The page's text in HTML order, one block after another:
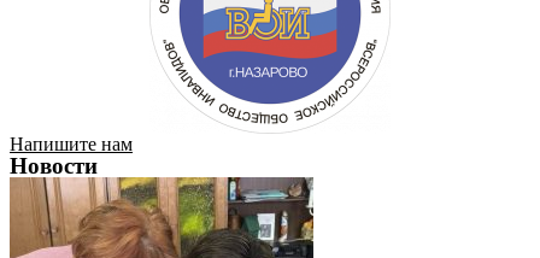
Напишите нам
Новости